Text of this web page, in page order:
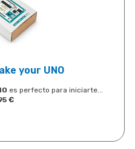
your UNO
es perfecto para iniciarte...
€